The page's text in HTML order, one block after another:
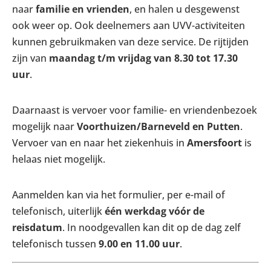
naarfamilie en vrienden, en halen u desgewenst
ook weer op. Ook deelnemers aan UVV-activiteiten
kunnen gebruikmaken van deze service. De rijtijden
zijn van maandag t/m vrijdag van 8.30 tot 17.30
uur.
Daarnaast is vervoer voor familie- en vriendenbezoek
mogelijk naarVoorthuizen/Barneveld en Putten.
Vervoer van en naar het ziekenhuis in Amersfoort is
helaas niet mogelijk.
Aanmelden kan via het formulier, per e-mail of
telefonisch, uiterlijkéén werkdag vóór de
reisdatum. In noodgevallen kan dit op de dag zelf
telefonisch tussen 9.00 en 11.00 uur.